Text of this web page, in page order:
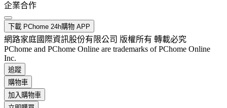
企業合作
下載 PChome 24h購物 APP
網路家庭國際資訊股份有限公司 版權所有 轉載必究
PChome and PChome Online are trademarks of PChome Online
Inc.
追蹤
購物車
加入購物車